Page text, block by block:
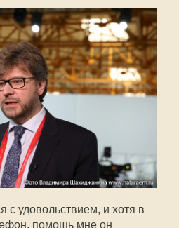
удовольствием, и хотя в
помощь мне он